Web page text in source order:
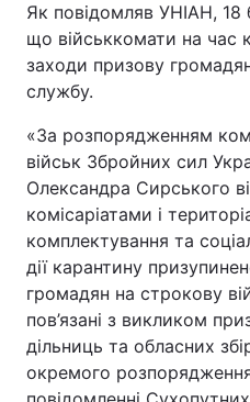
Як повідомляв УНІАН, 18
що військкомати на час
заходи призову
службу.
«За розпорядженням
військ Збройних сил
Олександра Сирського
комісаріатами і
комплектування та
дії карантину
громадян на строкову
пов’язані з викликом
дільниць та обласних
окремого